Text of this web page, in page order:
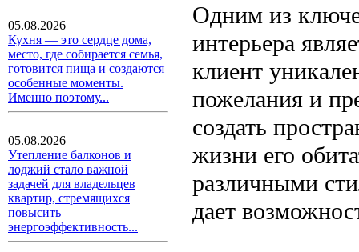
05.08.2026
Кухня — это сердце дома,
место, где собирается семья,
готовится пища и создаются
особенные моменты.
Именно поэтому...
05.08.2026
Утепление балконов и
лоджий стало важной
задачей для владельцев
квартир, стремящихся
повысить
энергоэффективность...
Одним из
интерьера
клиент
пожелания и
создать
жизни его
различными
дает